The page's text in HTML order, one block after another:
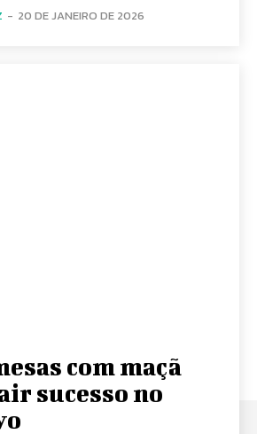
- 20 DE JANEIRO DE 2026
com maçã
sucesso no